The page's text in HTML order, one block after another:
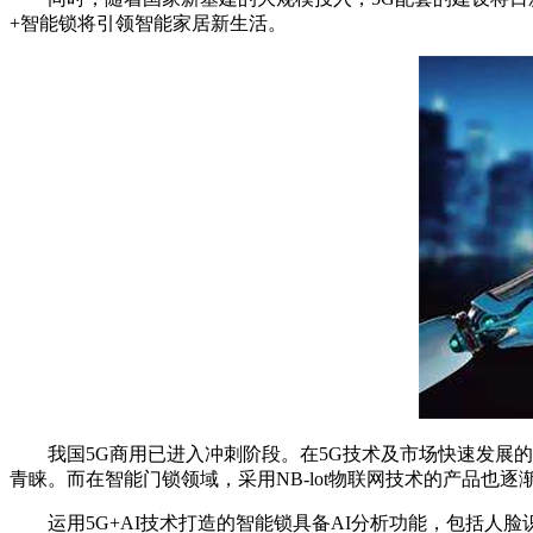
+智能锁将引领智能家居新生活。
我国5G商用已进入冲刺阶段。在5G技术及市场快速发展的
青睐。而在智能门锁领域，采用NB-lot物联网技术的产品也逐
运用5G+AI技术打造的智能锁具备AI分析功能，包括人脸